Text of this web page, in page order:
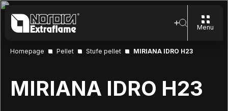
Menu
Homepage Pellet Stufe pellet MIRIANA IDRO H23
MIRIANA IDRO H23